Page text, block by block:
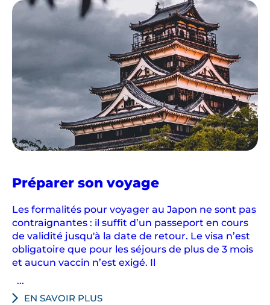
Préparer son voyageau
Les formalités pour voyager au Japon ne sont pas
contraignantes : il suffit d’un passeport en cours
de validité jusqu'à la date de retour. Le visa n’est
obligatoire que pour les séjours de plus de 3 mois
et aucun vaccin n’est exigé. Il
...
EN SAVOIR PLUS